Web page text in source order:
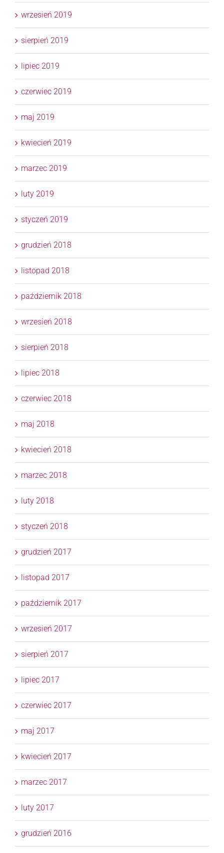
wrzesień 2019
sierpień 2019
lipiec 2019
czerwiec 2019
maj 2019
kwiecień 2019
marzec 2019
luty 2019
styczeń 2019
grudzień 2018
listopad 2018
październik 2018
wrzesień 2018
sierpień 2018
lipiec 2018
czerwiec 2018
maj 2018
kwiecień 2018
marzec 2018
luty 2018
styczeń 2018
grudzień 2017
listopad 2017
październik 2017
wrzesień 2017
sierpień 2017
lipiec 2017
czerwiec 2017
maj 2017
kwiecień 2017
marzec 2017
luty 2017
grudzień 2016